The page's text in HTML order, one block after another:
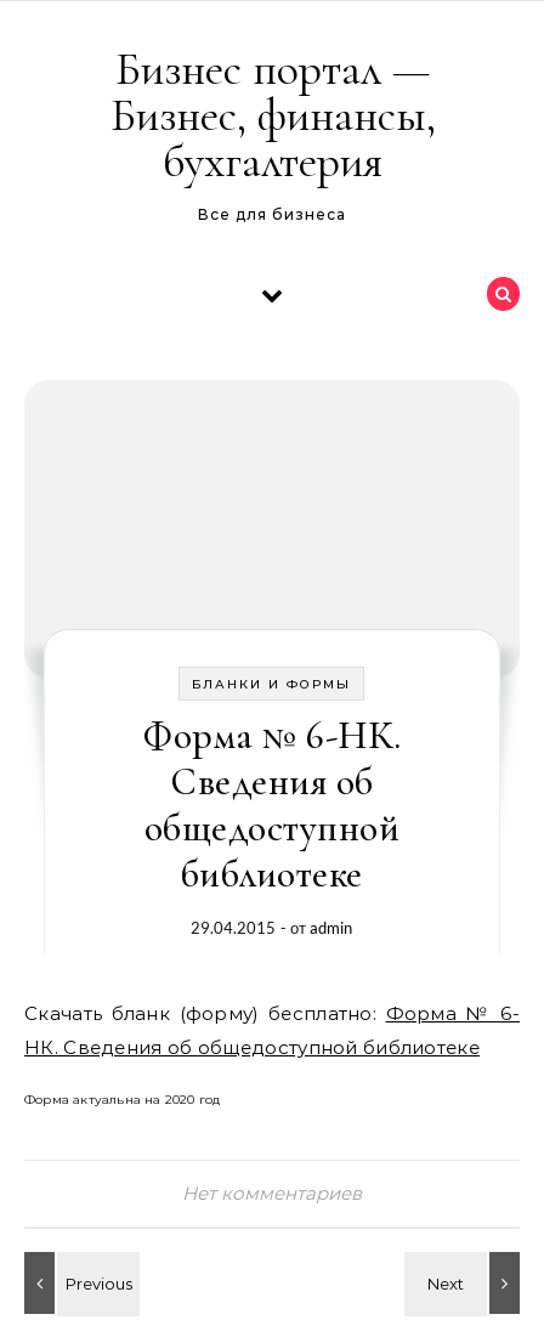
Бизнес портал —
Бизнес, финансы,
бухгалтерия
Все для бизнеса
БЛАНКИ И ФОРМЫ
Форма № 6-НК.
Сведения об
общедоступной
библиотеке
29.04.2015 - отadmin
Скачать бланк (форму) бесплатно: Форма № 6-
НК. Сведения об общедоступной библиотеке
Форма актуальна на 2020 год
Нет комментариев